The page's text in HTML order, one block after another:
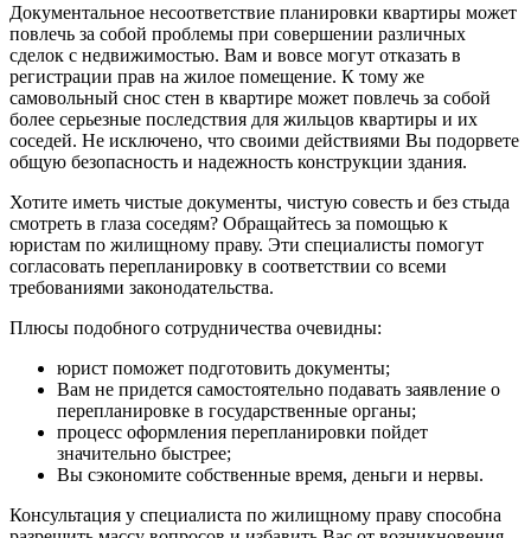
Документальное несоответствие планировки квартиры может
повлечь за собой проблемы при совершении различных
сделок с недвижимостью. Вам и вовсе могут отказать в
регистрации прав на жилое помещение. К тому же
самовольный снос стен в квартире может повлечь за собой
более серьезные последствия для жильцов квартиры и их
соседей. Не исключено, что своими действиями Вы подорвете
общую безопасность и надежность конструкции здания.
Хотите иметь чистые документы, чистую совесть и без стыда
смотреть в глаза соседям? Обращайтесь за помощью к
юристам по жилищному праву. Эти специалисты помогут
согласовать перепланировку в соответствии со всеми
требованиями законодательства.
Плюсы подобного сотрудничества очевидны:
юрист поможет подготовить документы;
Вам не придется самостоятельно подавать заявление о
перепланировке в государственные органы;
процесс оформления перепланировки пойдет
значительно быстрее;
Вы сэкономите собственные время, деньги и нервы.
Консультация у специалиста по жилищному праву способна